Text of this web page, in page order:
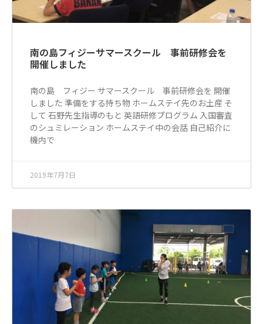
南の島フィジーサマースクール 事前研修会を
開催しました
南の島 フィジー サマースクール 事前研修会を 開催
しました 準備をする持ち物 ホームステイ先のお土産 そ
して 石野先生指導のもと 英語研修プログラム 入国審査
のシュミレーション ホームステイ中の会話 自己紹介に
機内で
2019年7月7日